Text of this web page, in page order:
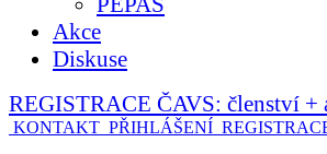
Akce
Diskuse
REGISTRACE ČAVS: členství +
KONTAKT PŘIHLÁŠENÍ